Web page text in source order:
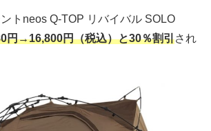
トneos Q-TOP リバイバル SOLO
円→16,800円（税込）と30％割引され